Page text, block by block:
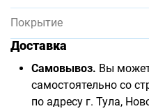
Покрытие
Доставка
Самовывоз. Вы
самостоятельно со
по адресу г. Тула,